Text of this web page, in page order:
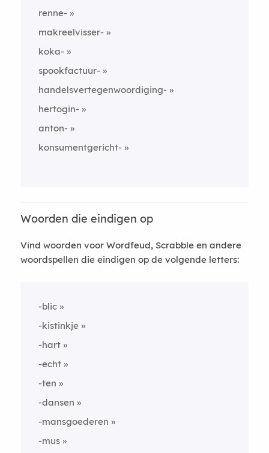
renne-
makreelvisser-
koka-
spookfactuur-
handelsvertegenwoordiging-
hertogin-
anton-
konsumentgericht-
Woorden die eindigen op
Vind woorden voor Wordfeud, Scrabble en andere
woordspellen die eindigen op de volgende letters:
-blic
-kistinkje
-hart
-echt
-ten
-dansen
-mansgoederen
-mus